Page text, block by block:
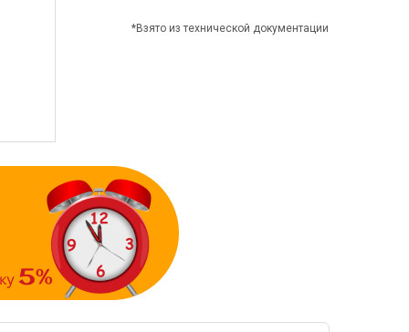
*Взято из технической документации